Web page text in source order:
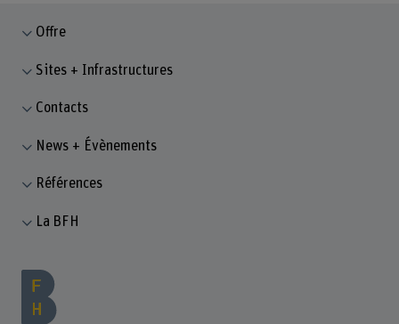
Offre
Sites + Infrastructures
Contacts
News + Évènements
Références
La BFH